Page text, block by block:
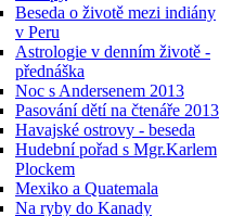
Beseda o životě mezi indiány
v Peru
Astrologie v denním životě -
přednáška
Noc s Andersenem 2013
Pasování dětí na čtenáře 2013
Havajské ostrovy - beseda
Hudební pořad s Mgr.Karlem
Plockem
Mexiko a Quatemala
Na ryby do Kanady